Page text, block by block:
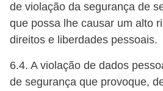
de violação da segurança de
que possa lhe causar um alto
direitos e liberdades pessoais.
6.4. A violação de dados
de segurança que provoque,